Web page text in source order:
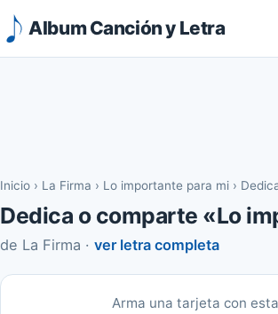
Album Canción y Letra
Inicio › La Firma › Lo importante para mi ›
Dedica o comparte «Lo
de La Firma · ver letra completa
Arma una tarjeta con